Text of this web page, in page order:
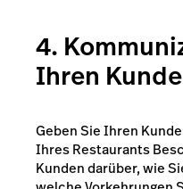
4.
Ihren
Geben Sie Ihren
Ihres Restaurants
Kunden darüber, wie